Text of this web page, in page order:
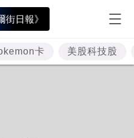
街日報》
卡 美股科技股